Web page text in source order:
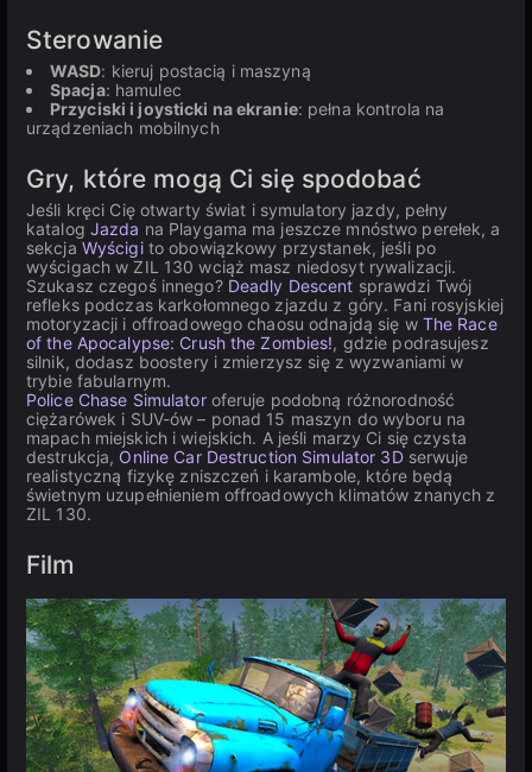
Sterowanie
WASD: kieruj postacią i maszyną
Spacja: hamulec
Przyciski i joysticki na ekranie: pełna kontrola na
urządzeniach mobilnych
Gry, które mogą Ci się spodobać
Jeśli kręci Cię otwarty świat i symulatory jazdy, pełny
katalog Jazda na Playgama ma jeszcze mnóstwo perełek, a
sekcja Wyścigito obowiązkowy przystanek, jeśli po
wyścigach w ZIL 130 wciąż masz niedosyt rywalizacji.
Szukasz czegoś innego? Deadly Descent sprawdzi Twój
refleks podczas karkołomnego zjazdu z góry. Fani rosyjskiej
motoryzacji i offroadowego chaosu odnajdą się w The Race
of the Apocalypse: Crush the Zombies!, gdzie podrasujesz
silnik, dodasz boostery i zmierzysz się z wyzwaniami w
trybie fabularnym.
Police Chase Simulatoroferuje podobną różnorodność
ciężarówek i SUV-ów – ponad 15 maszyn do wyboru na
mapach miejskich i wiejskich. A jeśli marzy Ci się czysta
destrukcja, Online Car Destruction Simulator 3Dserwuje
realistyczną fizykę zniszczeń i karambole, które będą
świetnym uzupełnieniem offroadowych klimatów znanych z
ZIL 130.
Film